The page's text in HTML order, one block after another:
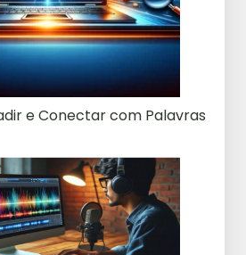
e Conectar com Palavras